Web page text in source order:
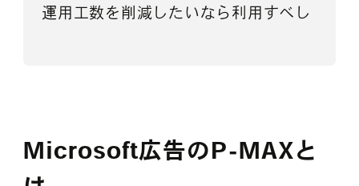
運用工数を削減したいなら利用すべし
Microsoft広告のP-MAXと